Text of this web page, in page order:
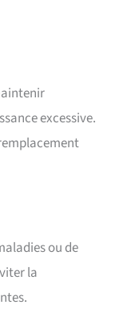
excessive.
ou de
la